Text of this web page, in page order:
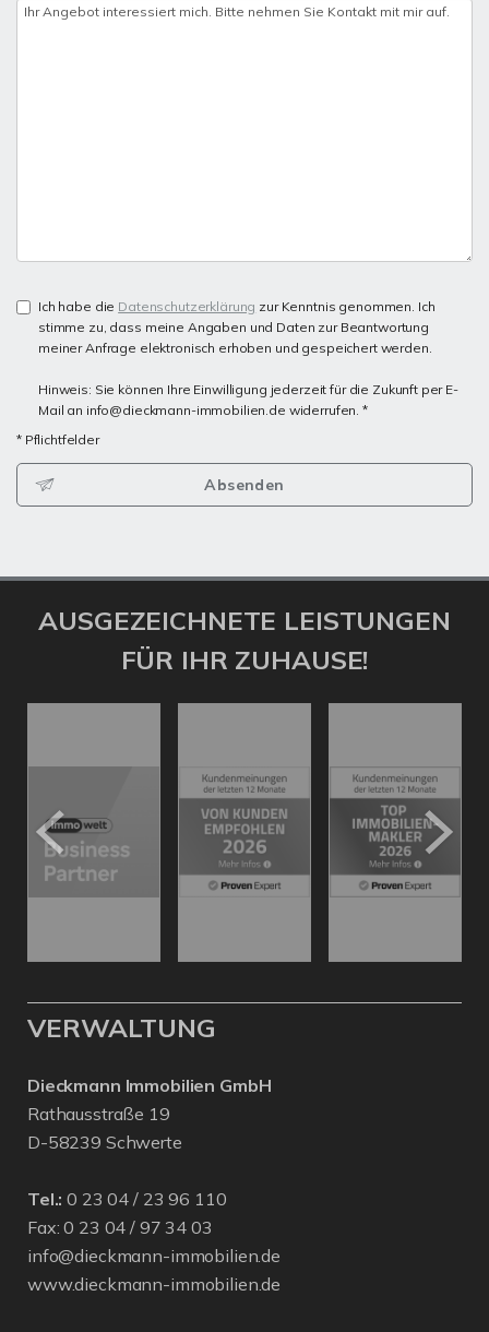
Ich habe die Datenschutzerklärung zur Kenntnis genommen. Ich
stimme zu, dass meine Angaben und Daten zur Beantwortung
meiner Anfrage elektronisch erhoben und gespeichert werden.
Hinweis: Sie können Ihre Einwilligung jederzeit für die Zukunft per E-
Mail an info@dieckmann-immobilien.de widerrufen. *
* Pflichtfelder
Absenden
AUSGEZEICHNETE LEISTUNGEN
FÜR IHR ZUHAUSE!
VERWALTUNG
Dieckmann Immobilien GmbH
Rathausstraße 19
D-58239 Schwerte
Tel.: 0 23 04 / 23 96 110
Fax: 0 23 04 / 97 34 03
info@dieckmann-immobilien.de
www.dieckmann-immobilien.de